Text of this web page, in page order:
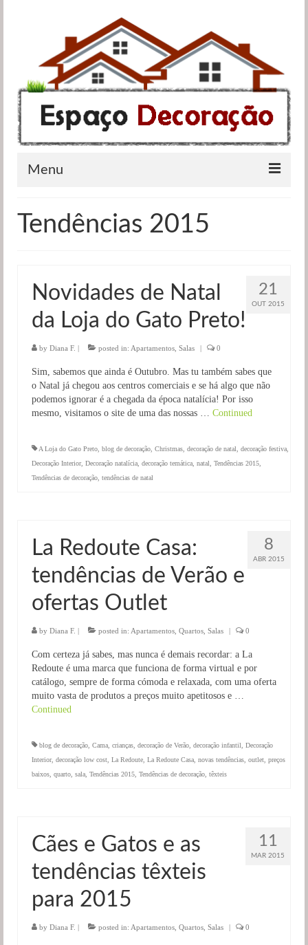
Menu
Casas de banho
Quartos
Salas
Jardim
Tendências 2015
21
OUT 2015
Novidades de Natal
da Loja do Gato Preto!
by Diana F. | posted in: Apartamentos Salas | 0
Sim, sabemos que ainda é Outubro. Mas tu também sabes que
o Natal já chegou aos centros comerciais e se há algo que não
podemos ignorar é a chegada da época natalícia! Por isso
mesmo, visitamos o site de uma das nossas … Continued
A Loja do Gato Preto blog de decoração Christmas decoração de natal decoração festiva
Decoração Interior, Decoração natalícia decoração temática natal Tendências 2015
Tendências de decoração tendências de natal
8
ABR 2015
La Redoute Casa:
tendências de Verão e
ofertas Outlet
by Diana F. | posted in: Apartamentos Quartos Salas | 0
Com certeza já sabes, mas nunca é demais recordar: a La
Redoute é uma marca que funciona de forma virtual e por
catálogo, sempre de forma cómoda e relaxada, com uma oferta
muito vasta de produtos a preços muito apetitosos e …
Continued
blog de decoração Cama crianças decoração de Verão decoração infantil
Decoração
Interior, decoração low cost La Redoute La Redoute Casa novas tendências outlet preços
baixos quarto sala Tendências 2015 Tendências de decoração têxteis
11
MAR 2015
Cães e Gatos e as
tendências têxteis
para 2015
by Diana F. | posted in: Apartamentos Quartos Salas | 0